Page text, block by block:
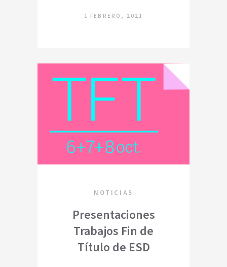
1 FEBRERO, 2021
NOTICIAS
Presentaciones
Trabajos Fin de
Título de ESD